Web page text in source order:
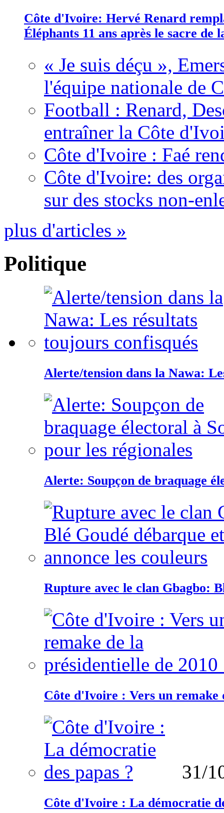
Côte d'Ivoire: Hervé Renard
Éléphants 11 ans après le sacre de
« Je suis déçu »,
l'équipe nationale de
Football : Renard,
entraîner la Côte
Côte d'Ivoire : Faé
Côte d'Ivoire: des
sur des stocks non-
plus d'articles »
Politique
Alerte/tension dans la Nawa:
Alerte: Soupçon de braquage
Rupture avec le clan Gbagbo:
Côte d'Ivoire : Vers un remake
31/
Côte d'Ivoire : La démocratie